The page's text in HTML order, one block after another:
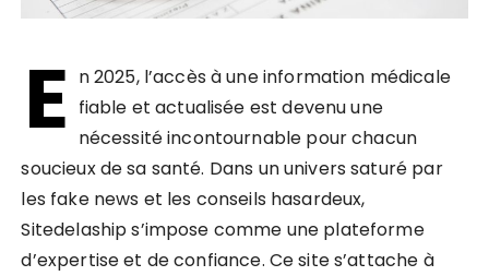
E n 2025, l’accès à une information médicale
fiable et actualisée est devenu une
nécessité incontournable pour chacun
soucieux de sa santé. Dans un univers saturé par
les fake news et les conseils hasardeux,
Sitedelaship s’impose comme une plateforme
d’expertise et de confiance. Ce site s’attache à